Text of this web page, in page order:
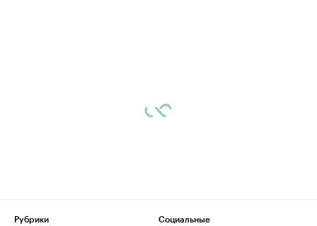
Рубрики
Социальные